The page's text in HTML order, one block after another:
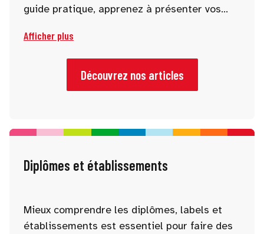
guide pratique, apprenez à présenter vos
d’intérêt afin de capter l’attention des
recruteurs. Un bon CV est souvent la
première étape vers de nouvelles
opportunités !
Afficher plus
Découvrez nos articles
Diplômes et établissements
Mieux comprendre les diplômes, labels et
établissements est essentiel pour faire des